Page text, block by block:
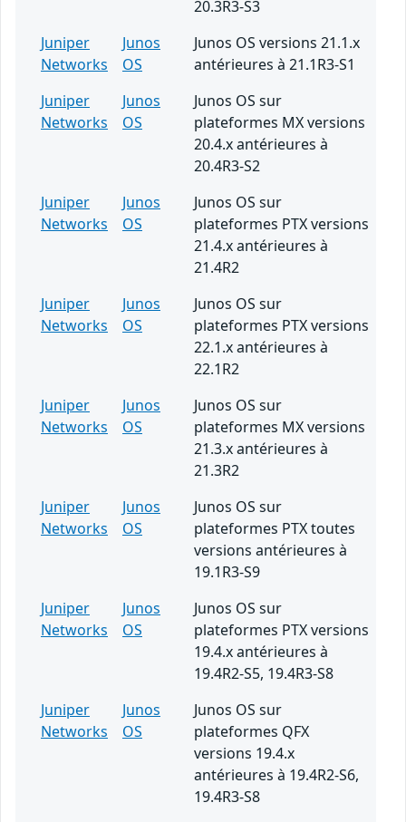
20.3R3-S3
Juniper
Networks
Junos
OS
Junos OS versions 21.1.x
antérieures à 21.1R3-S1
Juniper
Networks
Junos
OS
Junos OS sur
plateformes MX versions
20.4.x antérieures à
20.4R3-S2
Juniper
Networks
Junos
OS
Junos OS sur
plateformes PTX versions
21.4.x antérieures à
21.4R2
Juniper
Networks
Junos
OS
Junos OS sur
plateformes PTX versions
22.1.x antérieures à
22.1R2
Juniper
Networks
Junos
OS
Junos OS sur
plateformes MX versions
21.3.x antérieures à
21.3R2
Juniper
Networks
Junos
OS
Junos OS sur
plateformes PTX toutes
versions antérieures à
19.1R3-S9
Juniper
Networks
Junos
OS
Junos OS sur
plateformes PTX versions
19.4.x antérieures à
19.4R2-S5, 19.4R3-S8
Juniper
Networks
Junos
OS
Junos OS sur
plateformes QFX
versions 19.4.x
antérieures à 19.4R2-S6,
19.4R3-S8